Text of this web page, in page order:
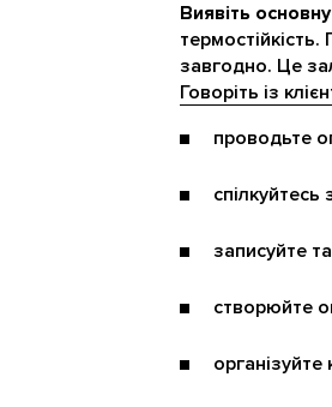
Виявіть
завгодно. Це
Говоріть із
проводьте
записуйте
створюйте
організуйте